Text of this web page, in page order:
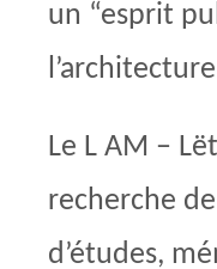
un “esprit
Le L AM –
recherche
d’études,